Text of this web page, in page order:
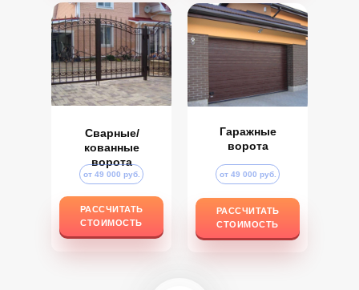
Сварные/
кованные
ворота
РАССЧИТАТЬ
СТОИМОСТЬ
от 49 000 руб.
Гаражные
ворота
РАССЧИТАТЬ
СТОИМОСТЬ
РАССЧИТАТЬ
СТОИМОСТЬ
РАССЧИТАТЬ
СТОИМОСТЬ
от 49 000 руб.